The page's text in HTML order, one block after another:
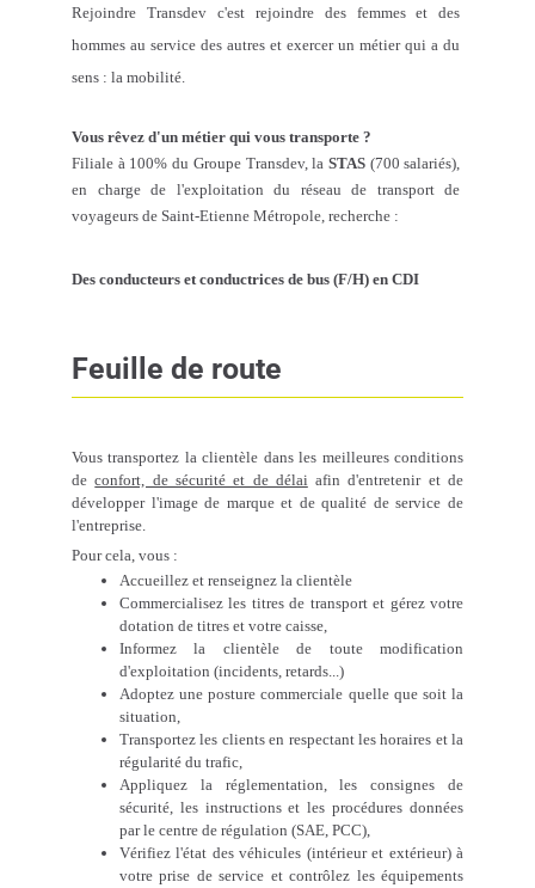
Rejoindre Transdev c'est rejoindre des femmes et des
hommes au service des autres et exercer un métier qui a du
sens : la mobilité.
Vous rêvez d'un métier qui vous transporte ?
Filiale à 100% du Groupe Transdev, la STAS(700 salariés),
en charge de l'exploitation du réseau de transport de
voyageurs de Saint-Etienne Métropole, recherche :
Des conducteurs et conductrices de bus (F/H) en CDI
Feuille de route
Vous transportez la clientèle dans les meilleures conditions
deconfort, de sécurité et de délaiafin d'entretenir et de
développer l'image de marque et de qualité de service de
l'entreprise.
Pour cela, vous :
Accueillez et renseignez la clientèle
Commercialisez les titres de transport et gérez votre
dotation de titres et votre caisse,
Informez la clientèle de toute modification
d'exploitation (incidents, retards...)
Adoptez une posture commerciale quelle que soit la
situation,
Transportez les clients en respectant les horaires et la
régularité du trafic,
Appliquez la réglementation, les consignes de
sécurité, les instructions et les procédures données
par le centre de régulation (SAE, PCC),
Vérifiez l'état des véhicules (intérieur et extérieur) à
votre prise de service et contrôlez les équipements